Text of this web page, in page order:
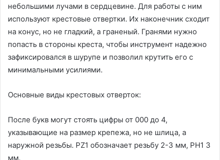
небольшими лучами в сердцевине. Для работы с ним
используют крестовые отвертки. Их наконечник сходит
на конус, но не гладкий, а граненый. Гранями нужно
попасть в стороны креста, чтобы инструмент надежно
зафиксировался в шурупе и позволил крутить его с
минимальными усилиями.
Основные виды крестовых отверток:
После букв могут стоять цифры от 000 до 4,
указывающие на размер крепежа, но не шлица, а
наружной резьбы. PZ1 обозначает резьбу 2-3 мм, PH1 3
мм.